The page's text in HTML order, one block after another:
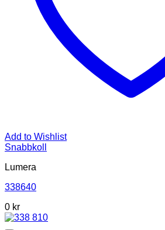
Add to Wishlist
Snabbkoll
Lumera
338640
0 kr